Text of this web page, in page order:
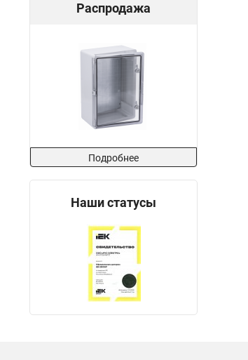
Распродажа
Подробнее
Наши статусы